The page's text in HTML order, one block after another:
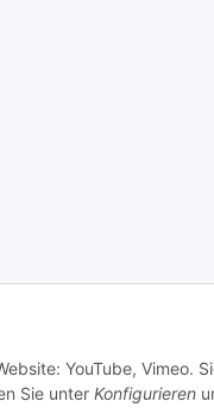
YouTube, Vimeo.
Sie unter Konfigurieren